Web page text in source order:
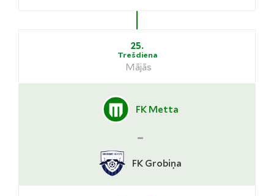
25.
Trešdiena
Mājās
FK Metta
-
FK Grobiņa